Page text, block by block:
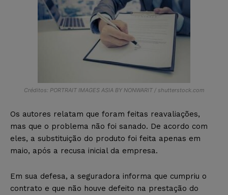
Créditos: PORTRAIT IMAGES ASIA BY NONWARIT / shutterstock.com
Os autores relatam que foram feitas reavaliações,
mas que o problema não foi sanado. De acordo com
eles, a substituição do produto foi feita apenas em
maio, após a recusa inicial da empresa.
Em sua defesa, a seguradora informa que cumpriu o
contrato e que não houve defeito na prestação do